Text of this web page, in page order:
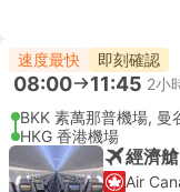
速度最快 即刻確認
08:00 11:45 2小
BKK 素萬那普機場, 曼
HKG 香港機場
經濟
Air